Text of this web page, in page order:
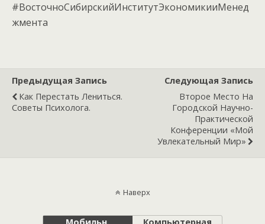
#ВосточноСибирскийИнститутЭкономикииМенед
жмента
Предыдущая Запись
Как Перестать Лениться.
Советы Психолога.
Следующая Запись
Второе Место На
Городской Научно-
Практической
Конференции «Мой
Увлекательный Мир»
Наверх